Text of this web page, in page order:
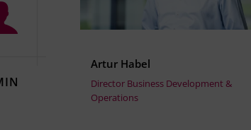
Artur Habel
Director Business Development &
Operations